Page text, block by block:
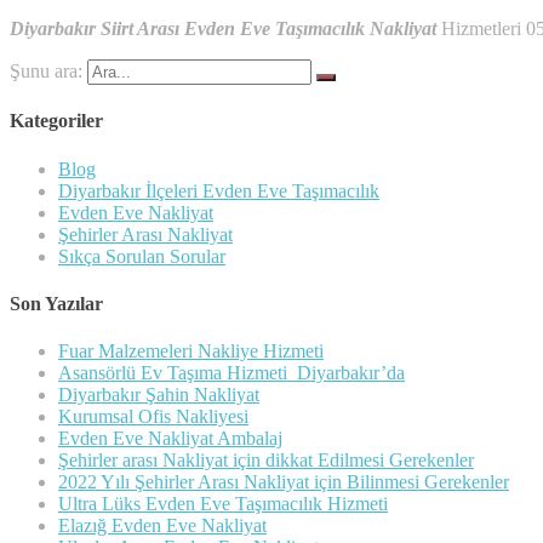
Diyarbakır Siirt Arası Evden Eve Taşımacılık NakliyatHizmetleri
Şunu ara:
Kategoriler
Blog
Diyarbakır İlçeleri Evden Eve Taşımacılık
Evden Eve Nakliyat
Şehirler Arası Nakliyat
Sıkça Sorulan Sorular
Son Yazılar
Fuar Malzemeleri Nakliye Hizmeti
Asansörlü Ev Taşıma Hizmeti Diyarbakır’da
Diyarbakır Şahin Nakliyat
Kurumsal Ofis Nakliyesi
Evden Eve Nakliyat Ambalaj
Şehirler arası Nakliyat için dikkat Edilmesi Gerekenler
2022 Yılı Şehirler Arası Nakliyat için Bilinmesi Gerekenler
Ultra Lüks Evden Eve Taşımacılık Hizmeti
Elazığ Evden Eve Nakliyat